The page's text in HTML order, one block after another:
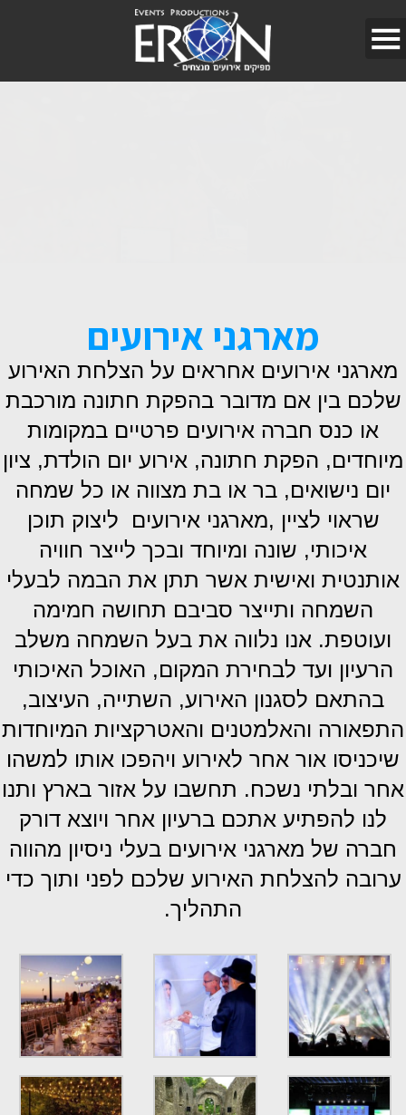
מארגני אירועים
מארגני אירועים אחראים על הצלחת האירוע
שלכם בין אם מדובר בהפקת חתונה מורכבת
או כנס חברה אירועים פרטיים במקומות
מיוחדים, הפקת חתונה, אירוע יום הולדת, ציון
יום נישואים, בר או בת מצווה או כל שמחה
שראוי לציין ,מארגני אירועים ליצוק תוכן
איכותי, שונה ומיוחד ובכך לייצר חוויה
אותנטית ואישית אשר תתן את הבמה לבעלי
השמחה ותייצר סביבם תחושה חמימה
ועוטפת. אנו נלווה את בעל השמחה משלב
הרעיון ועד לבחירת המקום, האוכל האיכותי
בהתאם לסגנון האירוע, השתייה, העיצוב,
התפאורה והאלמטנים והאטרקציות המיוחדות
שיכניסו אור אחר לאירוע ויהפכו אותו למשהו
אחר ובלתי נשכח. תחשבו על אזור בארץ ותנו
לנו להפתיע אתכם ברעיון אחר ויוצא דורק
חברה של מארגני אירועים בעלי ניסיון מהווה
ערובה להצלחת האירוע שלכם לפני ותוך כדי
התהליך.